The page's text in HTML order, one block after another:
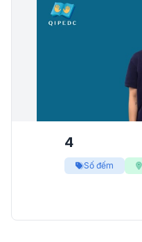
4
Số đếm